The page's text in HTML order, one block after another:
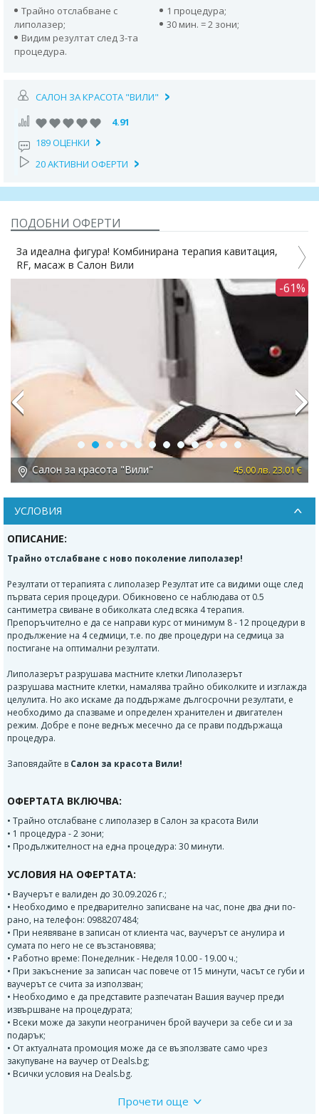
Трайно отслабване с
липолазер;
1 процедура;
30 мин. = 2 зони;
Видим резултат след 3-та
процедура.
САЛОН ЗА КРАСОТА "ВИЛИ"
4.91
189 ОЦЕНКИ
20 АКТИВНИ ОФЕРТИ
ПОДОБНИ ОФЕРТИ
За идеална фигура! Комбинирана терапия кавитация,
RF, масаж в Салон Вили
-61%
Салон за красота "Вили" 45.00 лв. 23.01 €
Previous Next
УСЛОВИЯ
ОПИСАНИЕ:
Трайно отслабване с ново поколение липолазер!
Резултати от терапията с липолазер Резултат ите са видими още след
първата серия процедури. Обикновено се наблюдава от 0.5
сантиметра свиване в обиколката след всяка 4 терапия.
Препоръчително е да се направи курс от минимум 8 - 12 процедури в
продължение на 4 седмици, т.е. по две процедури на седмица за
постигане на оптимални резултати.
Липолазерът разрушава мастните клетки Липолазерът
разрушава мастните клетки, намалява трайно обиколките и изглажда
целулита. Но ако искаме да поддържаме дългосрочни резултати, е
необходимо да спазваме и определен хранителен и двигателен
режим. Добре е поне веднъж месечно да се прави поддържаща
процедура.
Заповядайте в Салон за красота Вили!
ОФЕРТАТА ВКЛЮЧВА:
• Трайно отслабване с липолазер в Салон за красота Вили
• 1 процедура - 2 зони;
• Продължителност на една процедура: 30 минути.
УСЛОВИЯ НА ОФЕРТАТА:
• Ваучерът е валиден до 30.09.2026 г.;
• Необходимо е предварително записване на час, поне два дни по-
рано, на телефон: 0988207484;
• При неявяване в записан от клиента час, ваучерът се анулира и
сумата по него не се възстановява;
• Работно време: Понеделник - Неделя 10.00 - 19.00 ч.;
• При закъснение за записан час повече от 15 минути, часът се губи и
ваучерът се счита за използван;
• Необходимо е да представите разпечатан Вашия ваучер преди
извършване на процедурата;
• Всеки може да закупи неограничен брой ваучери за себе си и за
подарък;
• От актуалната промоция може да се възползвате само чрез
закупуване на ваучер от Deals.bg;
• Всички условия на Deals.bg.
Предимства на новата технология ЛИПОЛАЗЕР:
Прочети още